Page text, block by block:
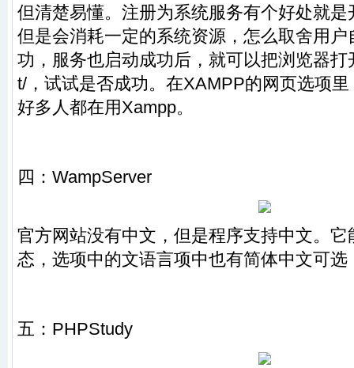
但清楚易懂。注册为系统服务有个好处就
但是会消耗一定的系统资源，怎么取舍用
功，服务也启动成功后，就可以把浏览器打
t/ ，试试是否成功。在XAMPP的网页选项
好多人都在用Xampp。
四： WampServer
官方网站没有中文，但是程序支持中文。
态，选项中的文语言项中也有简体中文可选
五： PHPStudy